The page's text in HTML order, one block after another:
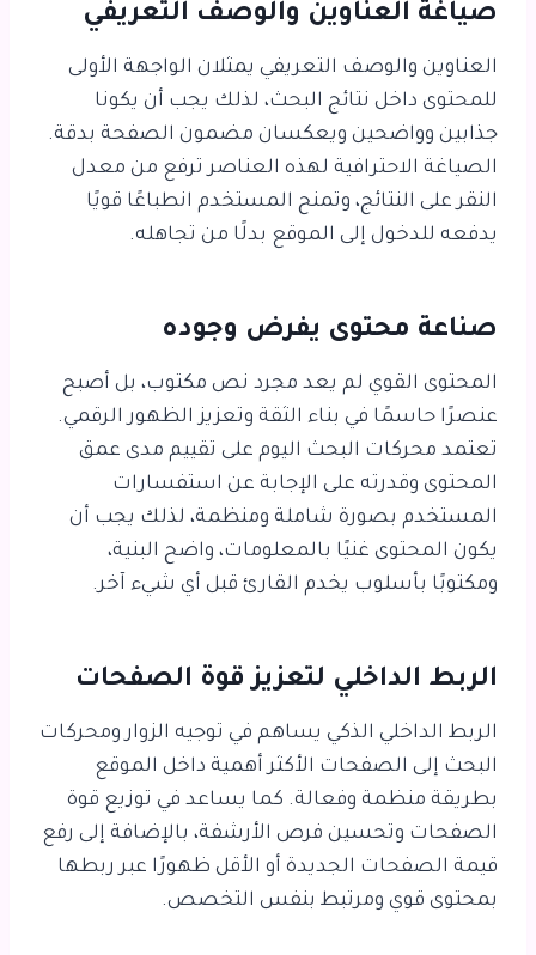
صياغة العناوين والوصف التعريفي
العناوين والوصف التعريفي يمثلان الواجهة الأولى
للمحتوى داخل نتائج البحث، لذلك يجب أن يكونا
جذابين وواضحين ويعكسان مضمون الصفحة بدقة.
الصياغة الاحترافية لهذه العناصر ترفع من معدل
النقر على النتائج، وتمنح المستخدم انطباعًا قويًا
يدفعه للدخول إلى الموقع بدلًا من تجاهله.
صناعة محتوى يفرض وجوده
المحتوى القوي لم يعد مجرد نص مكتوب، بل أصبح
عنصرًا حاسمًا في بناء الثقة وتعزيز الظهور الرقمي.
تعتمد محركات البحث اليوم على تقييم مدى عمق
المحتوى وقدرته على الإجابة عن استفسارات
المستخدم بصورة شاملة ومنظمة، لذلك يجب أن
يكون المحتوى غنيًا بالمعلومات، واضح البنية،
ومكتوبًا بأسلوب يخدم القارئ قبل أي شيء آخر.
الربط الداخلي لتعزيز قوة الصفحات
الربط الداخلي الذكي يساهم في توجيه الزوار ومحركات
البحث إلى الصفحات الأكثر أهمية داخل الموقع
بطريقة منظمة وفعالة. كما يساعد في توزيع قوة
الصفحات وتحسين فرص الأرشفة، بالإضافة إلى رفع
قيمة الصفحات الجديدة أو الأقل ظهورًا عبر ربطها
بمحتوى قوي ومرتبط بنفس التخصص.